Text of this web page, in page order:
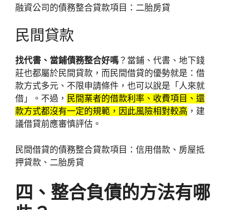
融資公司的債務整合貸款項目：二胎房貸
民間貸款
找代書、當鋪債務整合好嗎 ？當鋪、代書、地下錢
莊也都屬於民間貸款，而民間借貸的優勢就是：借
款方式多元、不限申請條件，也可以說是「人來就
借」。不過， 民間業者的借款利率、收費項目、還
款方式都沒有一定的規範，因此風險相對較高 ，建
議借貸前應審慎評估。
民間借貸的債務整合貸款項目：信用借款、房屋抵
押貸款、二胎房貸
四、 整合負債的方法有哪